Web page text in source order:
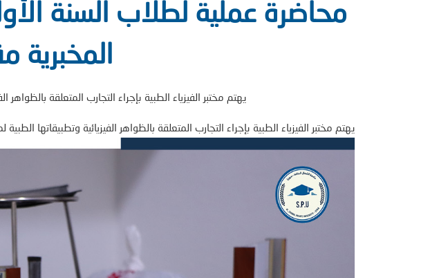
محاضرة عملية لطلاب السنة
المخبرية
يهتم مختبر الفيزياء الطبية بإجراء التجارب المتعلقة
يهتم مختبر الفيزياء الطبية بإجراء التجارب المتعلقة بالظواهر الفيزيائية وتطبيقاتها